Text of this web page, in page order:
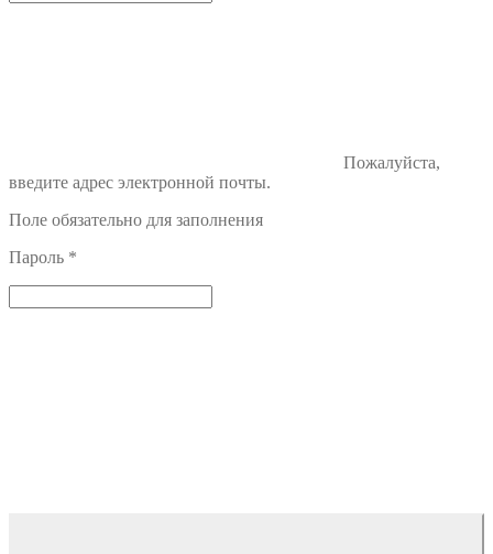
Пожалуйста,
введите адрес электронной почты.
Поле обязательно для заполнения
Пароль *